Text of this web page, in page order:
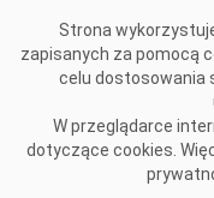
Strona
zapisanych za pomocą
celu dostosowania
W przeglądarce
dotyczące cookies.